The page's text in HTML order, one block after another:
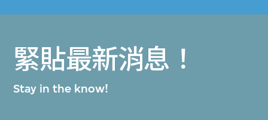
緊貼最新消息！
Stay in the know!